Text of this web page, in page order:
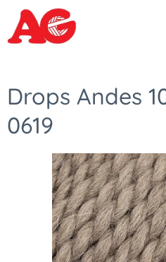
Drops Andes
0619